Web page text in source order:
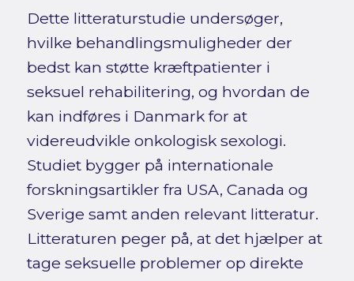
Dette litteraturstudie undersøger,
hvilke behandlingsmuligheder der
bedst kan støtte kræftpatienter i
seksuel rehabilitering, og hvordan de
kan indføres i Danmark for at
videreudvikle onkologisk sexologi.
Studiet bygger på internationale
forskningsartikler fra USA, Canada og
Sverige samt anden relevant litteratur.
Litteraturen peger på, at det hjælper at
tage seksuelle problemer op direkte